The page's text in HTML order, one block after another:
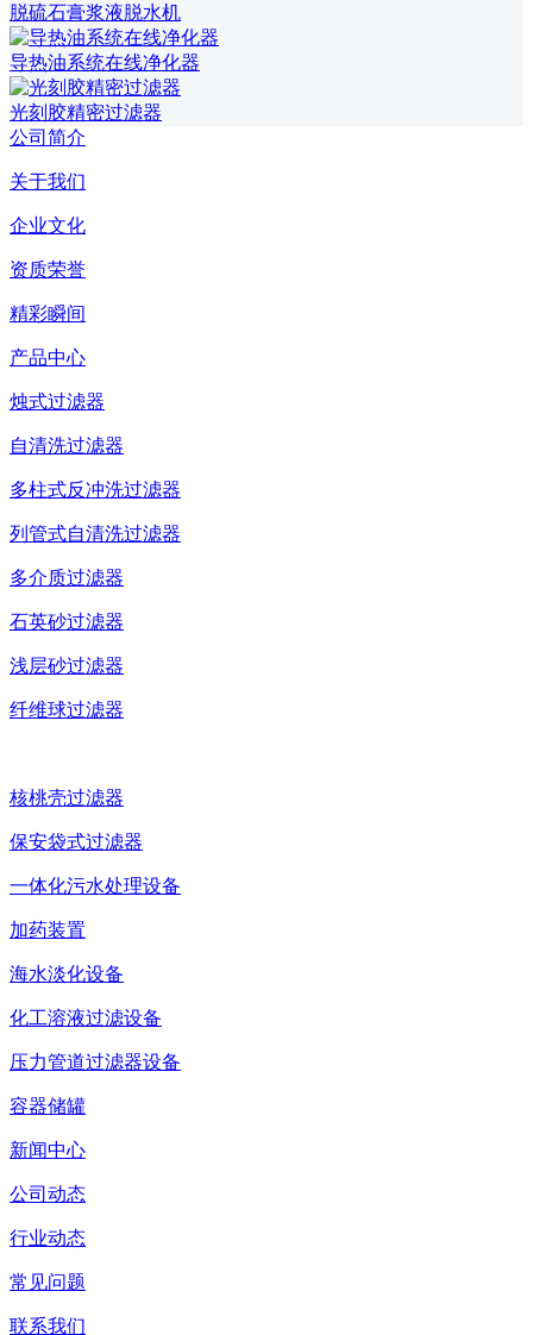
脱硫石膏浆液脱水机
导热油系统在线净化器
光刻胶精密过滤器
公司简介
关于我们
企业文化
资质荣誉
精彩瞬间
产品中心
烛式过滤器
自清洗过滤器
多柱式反冲洗过滤器
列管式自清洗过滤器
多介质过滤器
石英砂过滤器
浅层砂过滤器
纤维球过滤器
核桃壳过滤器
保安袋式过滤器
一体化污水处理设备
加药装置
海水淡化设备
化工溶液过滤设备
压力管道过滤器设备
容器储罐
新闻中心
公司动态
行业动态
常见问题
联系我们